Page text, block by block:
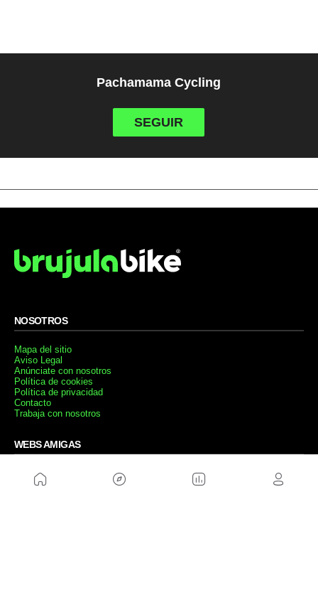
Pachamama Cycling
SEGUIR
NOSOTROS
Mapa del sitio
Aviso Legal
Anúnciate con nosotros
Política de cookies
Política de privacidad
Contacto
Trabaja con nosotros
WEBS AMIGAS
MusickMag